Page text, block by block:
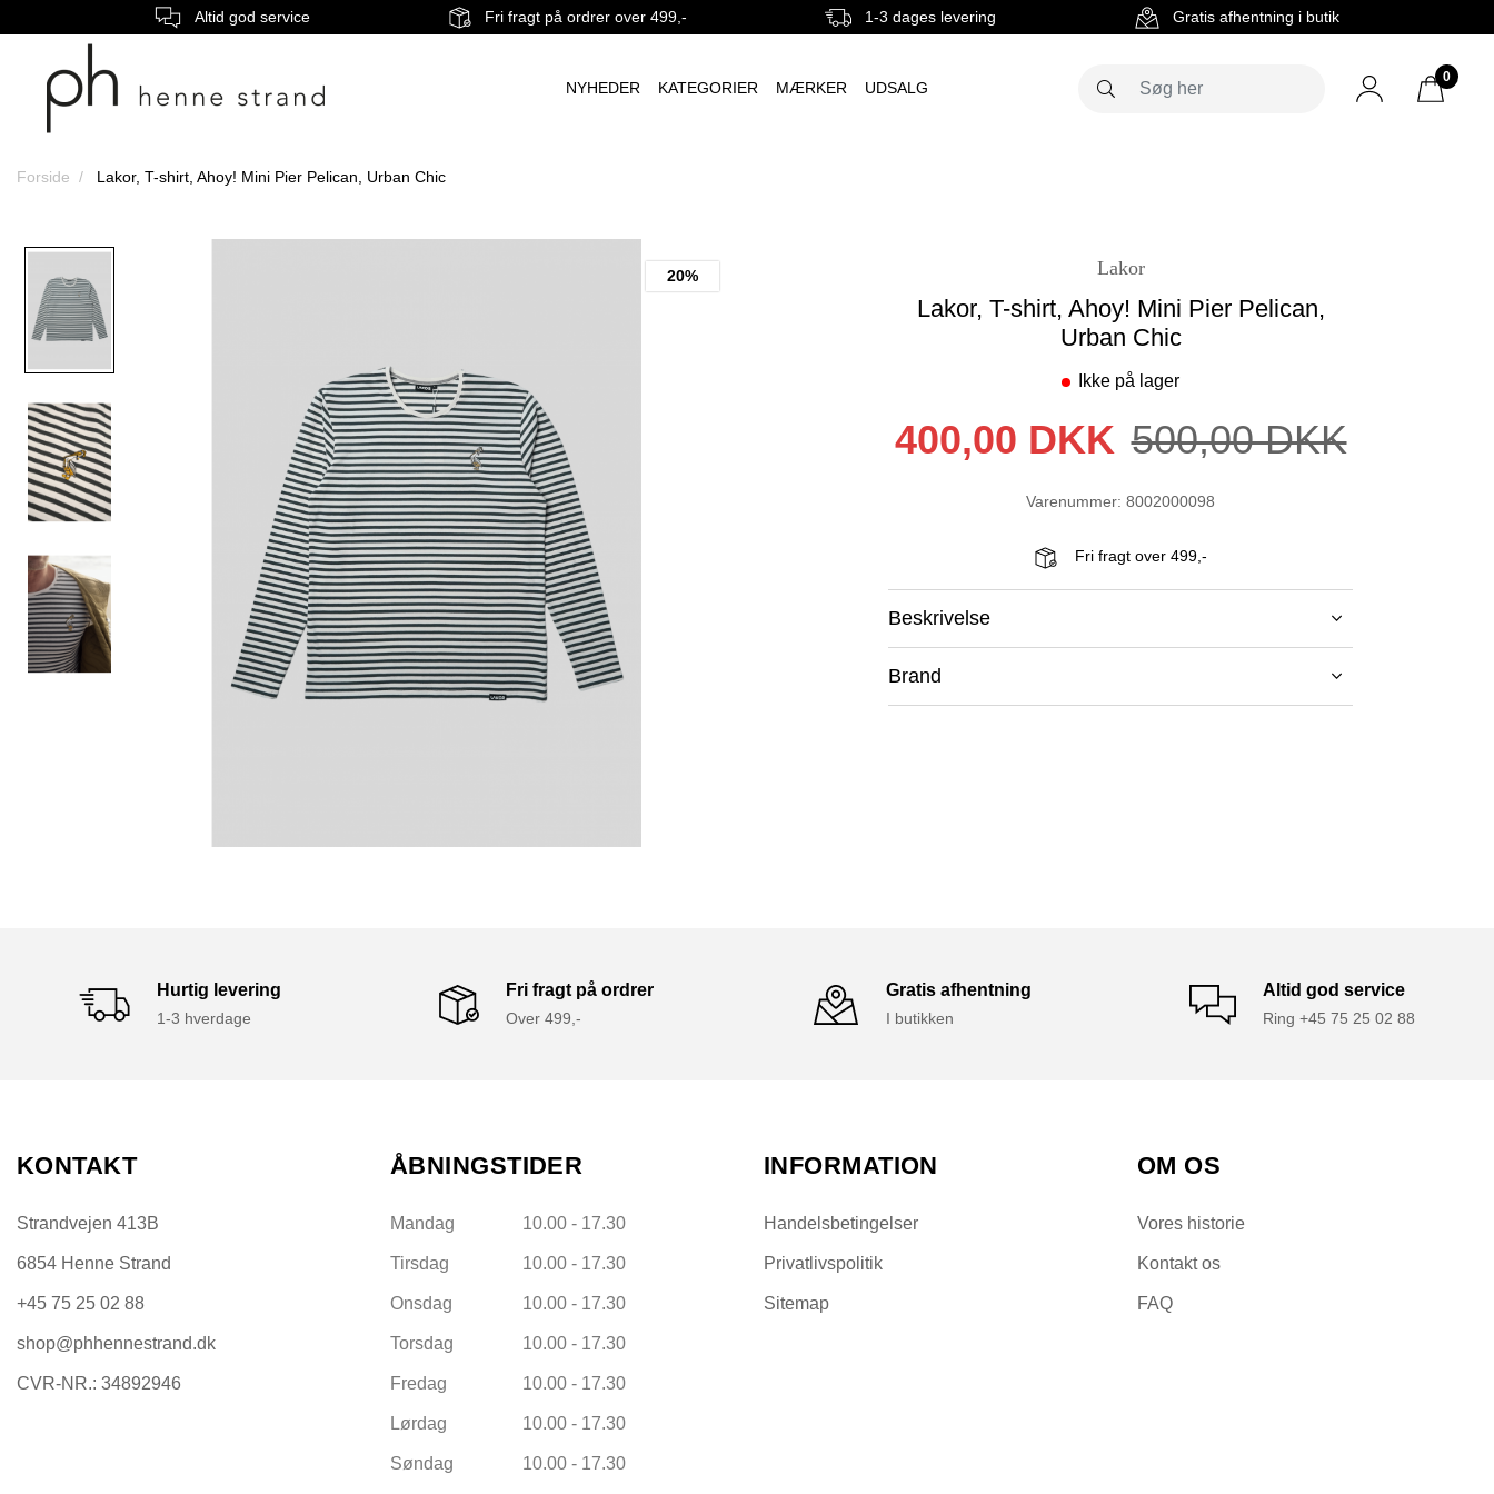
Altid god service Fri fragt på ordrer over 499,- 1-3 dages levering Gratis afhentning i butik
NYHEDER KATEGORIER MÆRKER UDSALG
0
Forside Lakor, T-shirt, Ahoy! Mini Pier Pelican, Urban Chic
20% Lakor
Lakor, T-shirt, Ahoy! Mini Pier Pelican,
Urban Chic
Ikke på lager
400,00 DKK 500,00 DKK
Varenummer: 8002000098
Fri fragt over 499,-
Beskrivelse
Brand
Hurtig levering
1-3 hverdage
Fri fragt på ordrer
Over 499,-
Gratis afhentning
I butikken
Altid god service
Ring +45 75 25 02 88
KONTAKT
Strandvejen 413B
6854 Henne Strand
+45 75 25 02 88
shop@phhennestrand.dk
CVR-NR.: 34892946
ÅBNINGSTIDER
Mandag 10.00 - 17.30
Tirsdag 10.00 - 17.30
Onsdag 10.00 - 17.30
Torsdag 10.00 - 17.30
Fredag 10.00 - 17.30
Lørdag 10.00 - 17.30
Søndag 10.00 - 17.30
INFORMATION
Handelsbetingelser
Privatlivspolitik
Sitemap
OM OS
Vores historie
Kontakt os
FAQ